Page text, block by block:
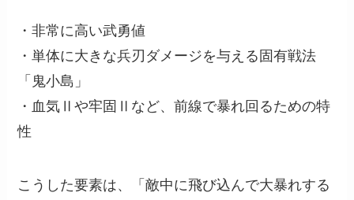
・非常に高い武勇値
・単体に大きな兵刃ダメージを与える固有戦法
「鬼小島」
・血気Ⅱや牢固Ⅱなど、前線で暴れ回るための特
性
こうした要素は、「敵中に飛び込んで大暴れする